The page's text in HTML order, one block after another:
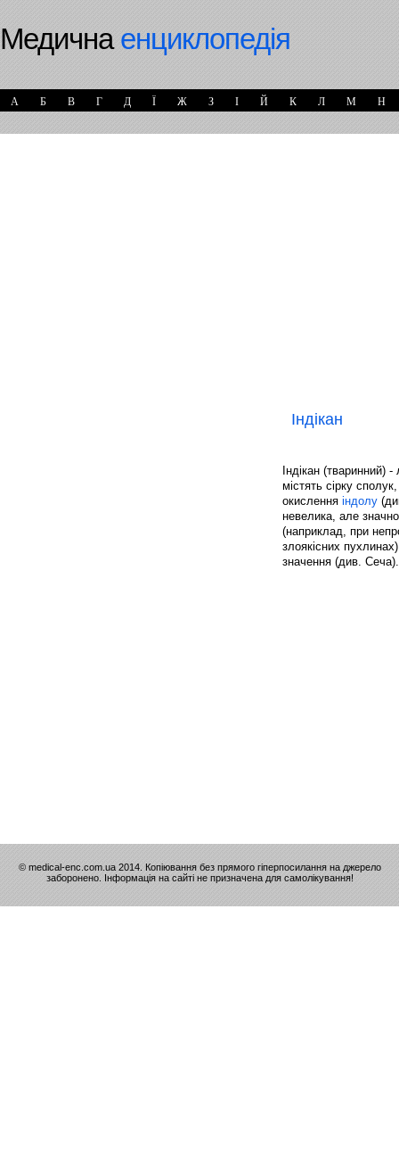
Медичнаенциклопедія
А Б В Г Д Ї Ж З І Й К Л М Н
Індікан
Індікан (тваринний)
містять сірку
окислення індолу
невелика, але
(наприклад, при
злоякісних
значення (див. Сеча).
© medical-enc.com.ua 2014. Копіювання без прямого гіперпосилання на джерело
заборонено. Інформація на сайті не призначена для самолікування!